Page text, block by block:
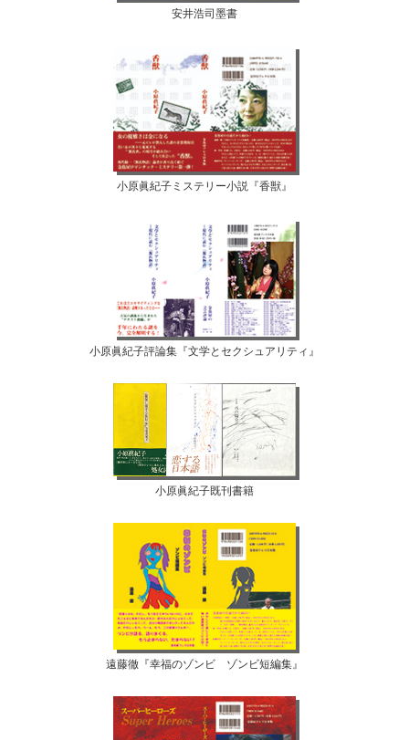
安井浩司墨書
小原眞紀子ミステリー小説『香獣』
小原眞紀子評論集『文学とセクシュアリティ』
小原眞紀子既刊書籍
遠藤徹『幸福のゾンビ ゾンビ短編集』